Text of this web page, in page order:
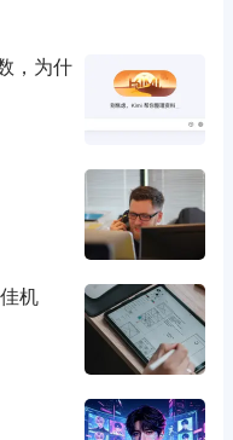
，为什
机